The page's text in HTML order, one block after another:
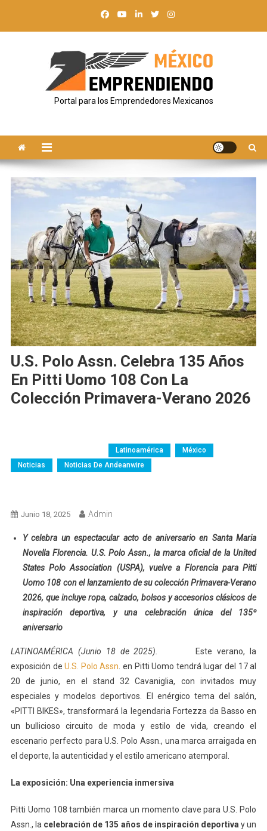
Portal para los Emprendedores Mexicanos
U.S. Polo Assn. Celebra 135 Años
En Pitti Uomo 108 Con La
Colección Primavera-Verano 2026
Latinoamérica
México
Noticias
Noticias De Andeanwire
Junio 18, 2025 Admin
Y celebra un espectacular acto de aniversario en Santa Maria
Novella Florencia. U.S. Polo Assn., la marca oficial de la United
States Polo Association (USPA), vuelve a Florencia para Pitti
Uomo 108 con el lanzamiento de su colección Primavera-Verano
2026, que incluye ropa, calzado, bolsos y accesorios clásicos de
inspiración deportiva, y una celebración única del 135º
aniversario
LATINOAMÉRICA (Junio 18 de 2025).
Este verano, la
exposición deU.S. Polo Assn. en Pitti Uomo tendrá lugar del 17 al
20 de junio, en el stand 32 Cavaniglia, con invitados muy
especiales y modelos deportivos. El enérgico tema del salón,
«PITTI BIKES», transformará la legendaria Fortezza da Basso en
un bullicioso circuito de moda y estilo de vida, creando el
escenario perfecto para U.S. Polo Assn., una marca arraigada en
el deporte, la autenticidad y el estilo americano atemporal.
La exposición: Una experiencia inmersiva
Pitti Uomo 108 también marca un momento clave para U.S. Polo
Assn., la celebración de 135 años de inspiración deportivay un